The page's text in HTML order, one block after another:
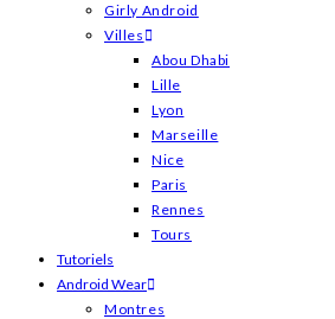
Girly Android
Villes
Abou Dhabi
Lille
Lyon
Marseille
Nice
Paris
Rennes
Tours
Tutoriels
Android Wear
Montres